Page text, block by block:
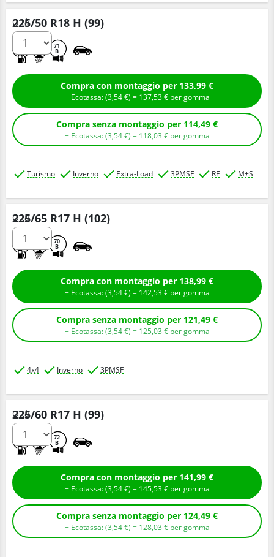
225/50 R18 H (99)
71
B
Q.tà
Compra con montaggio per 133,99 €
+ Ecotassa: (3,54€ ) = 137,53€ per gomma
Compra senza montaggio per 114,49 €
+ Ecotassa: (3,54€ ) = 118,03 € per gomma
Turismo Inverno Extra-Load 3PMSF RE M+S
225/65 R17 H (102)
70
B
Q.tà
Compra con montaggio per 138,99 €
+ Ecotassa: (3,54€ ) = 142,53€ per gomma
Compra senza montaggio per 121,49 €
+ Ecotassa: (3,54€ ) = 125,03 € per gomma
4x4 Inverno 3PMSF
225/60 R17 H (99)
72
B
Q.tà
Compra con montaggio per 141,99 €
+ Ecotassa: (3,54€ ) = 145,53€ per gomma
Compra senza montaggio per 124,49 €
+ Ecotassa: (3,54€ ) = 128,03 € per gomma